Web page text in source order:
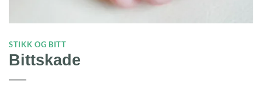
STIKK OG BITT
Bittskade